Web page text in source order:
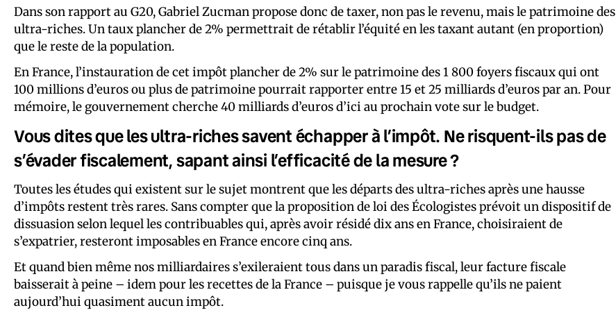
Dans son rapport au G20, Gabriel Zucman propose donc de taxer, non pas le revenu, mais le patrimoine des
ultra-riches. Un taux plancher de 2% permettrait de rétablir l’équité en les taxant autant (en proportion)
que le reste de la population.
En France, l’instauration de cet impôt plancher de 2% sur le patrimoine des 1 800 foyers fiscaux qui ont
100 millions d’euros ou plus de patrimoine pourrait rapporter entre 15 et 25 milliards d’euros par an. Pour
mémoire, le gouvernement cherche 40 milliards d’euros d’ici au prochain vote sur le budget.
Vous dites que les ultra-riches savent échapper à l’impôt. Ne risquent-ils pas de
s’évader fiscalement, sapant ainsi l’efficacité de la mesure ?
Toutes les études qui existent sur le sujet montrent que les départs des ultra-riches après une hausse
d’impôts restent très rares. Sans compter que la proposition de loi des Écologistes prévoit un dispositif de
dissuasion selon lequel les contribuables qui, après avoir résidé dix ans en France, choisiraient de
s’expatrier, resteront imposables en France encore cinq ans.
Et quand bien même nos milliardaires s’exileraient tous dans un paradis fiscal, leur facture fiscale
baisserait à peine – idem pour les recettes de la France – puisque je vous rappelle qu’ils ne paient
aujourd’hui quasiment aucun impôt.